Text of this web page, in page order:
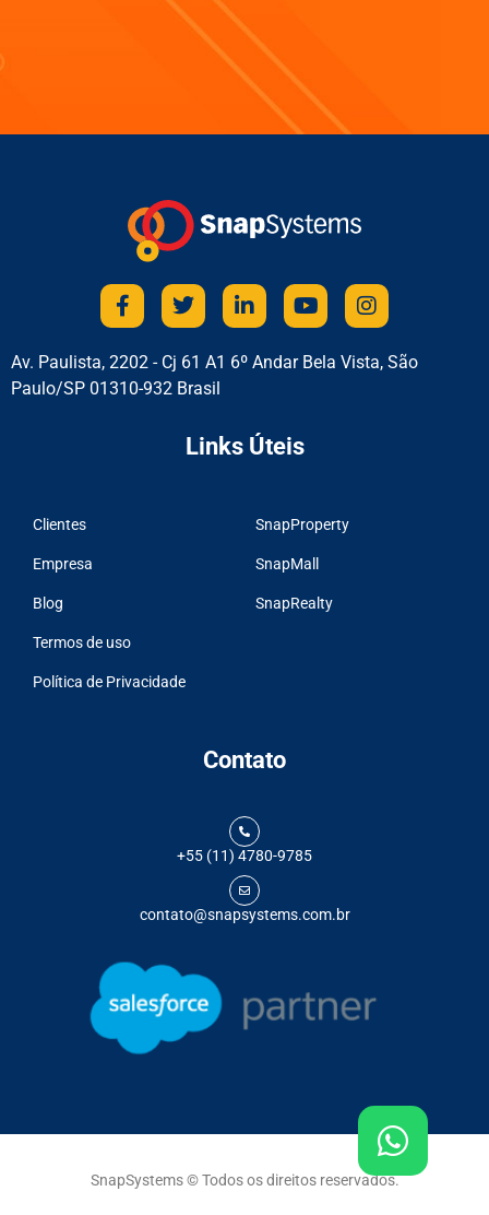
Av. Paulista, 2202 - Cj 61 A1 6º Andar Bela Vista, São
Paulo/SP 01310-932 Brasil
Links Úteis
Clientes
Empresa
Blog
Termos de uso
Política de Privacidade
SnapProperty
SnapMall
SnapRealty
Contato
+55 (11) 4780-9785
contato@snapsystems.com.br
SnapSystems © Todos os direitos reservados.